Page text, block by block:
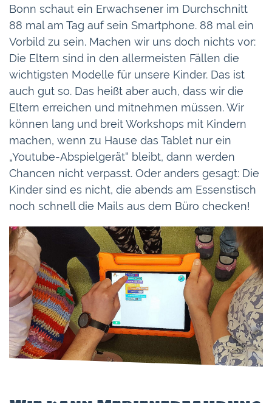
Bonn schaut ein Erwachsener im Durchschnitt
88 mal am Tag auf sein Smartphone. 88 mal ein
Vorbild zu sein. Machen wir uns doch nichts vor:
Die Eltern sind in den allermeisten Fällen die
wichtigsten Modelle für unsere Kinder. Das ist
auch gut so. Das heißt aber auch, dass wir die
Eltern erreichen und mitnehmen müssen. Wir
können lang und breit Workshops mit Kindern
machen, wenn zu Hause das Tablet nur ein
„Youtube-Abspielgerät“ bleibt, dann werden
Chancen nicht verpasst. Oder anders gesagt: Die
Kinder sind es nicht, die abends am Essenstisch
noch schnell die Mails aus dem Büro checken!